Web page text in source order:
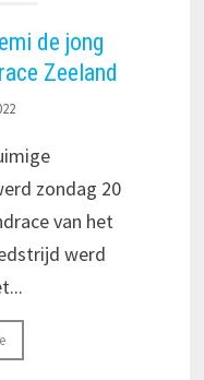
de jong
Zeeland
zondag 20
van het
werd